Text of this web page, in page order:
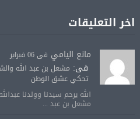
اخر التعليقات
مانع اليامي فى 06 فبراير
فى: مشعل بن عبد الله
تحكي عشق الوطن
الله يرحم سيدنا وولدنا
مشعل بن عبد ...